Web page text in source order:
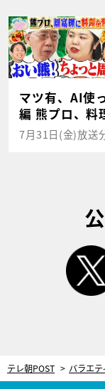
マツ有、AI使
編 熊プロ、料
7月31日(金)放送
テレ朝POST バラエテ